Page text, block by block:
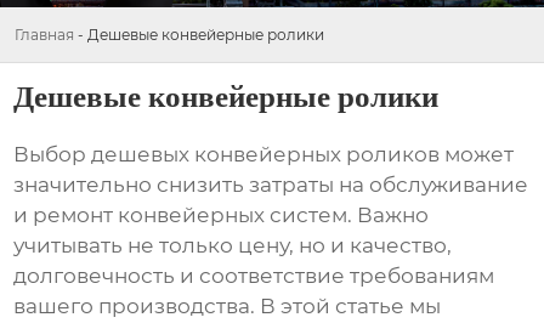
Главная - Дешевые конвейерные ролики
Дешевые конвейерные ролики
Выбордешевых конвейерных роликов может
значительно снизить затраты на обслуживание
и ремонт конвейерных систем. Важно
учитывать не только цену, но и качество,
долговечность и соответствие требованиям
вашего производства. В этой статье мы